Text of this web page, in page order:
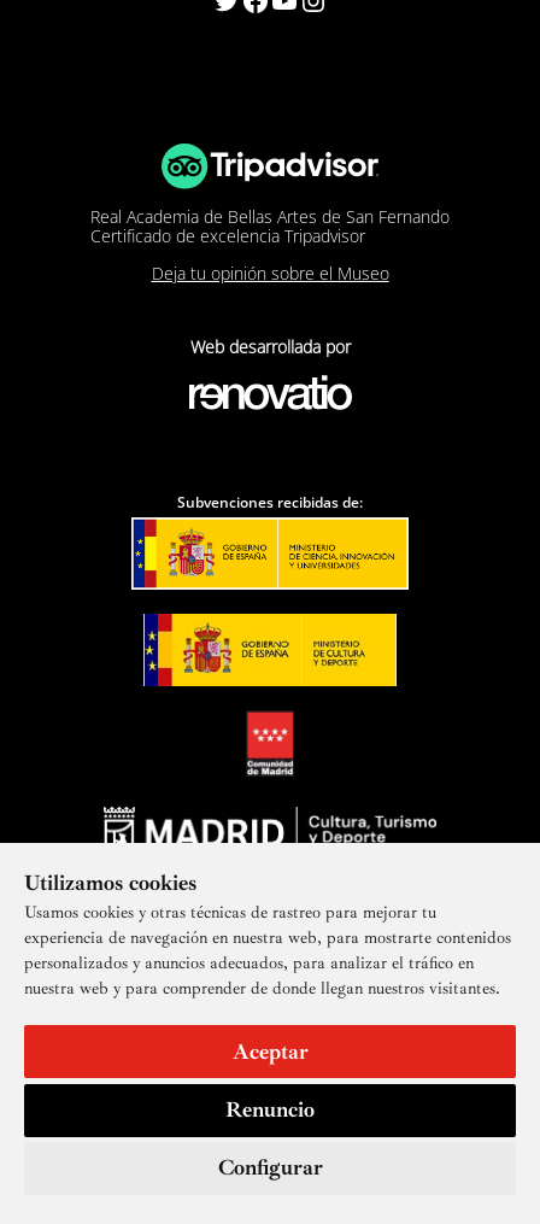
Utilizamos cookies
Usamos cookies y otras técnicas de rastreo para mejorar tu
experiencia de navegación en nuestra web, para mostrarte contenidos
personalizados y anuncios adecuados, para analizar el tráfico en
nuestra web y para comprender de donde llegan nuestros visitantes.
Aceptar
Renuncio
Configurar
Real Academia de Bellas Artes de San Fernando
Certificado de excelencia Tripadvisor
Deja tu opinión sobre el Museo
Web desarrollada por
Subvenciones recibidas de:
Suscríbete a nuestra newsletter
AccesibilidadDerechos de imagen
Política de privacidadContactoCookies